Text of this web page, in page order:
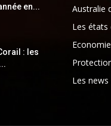
en...
: les
Australie
Les états
Les